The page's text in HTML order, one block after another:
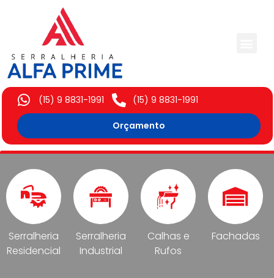
(15) 9 8831-1991 (15) 9 8831-1991
Orçamento
Serralheria
Residencial
Serralheria
Industrial
Calhas e
Rufos
Fachadas